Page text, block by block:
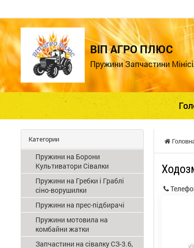
ВІП АГРО ПЛЮС
Пружини Запчастини
Категории
Пружини на Борони
Культиватори Сівалки
Пружини на Гребки і Граблі
сіно-ворушилки
Пружини на прес-підбирачі
Пружини мотовила на
комбайни жатки
Запчастини на сівалку СЗ-3.6,